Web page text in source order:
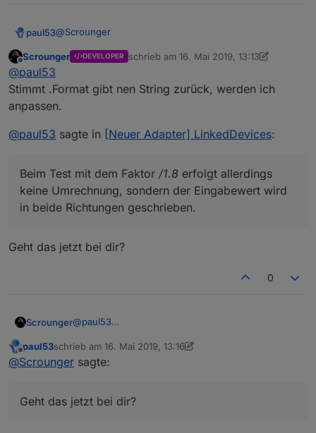
paul53@Scrounger
Es wird ein String in einen Datenpunkt vom Typ
"number" geschrieben. Das sollte unterbleiben !
Verwende besser
Dieser Test:
Offline
Scrounger DEVELOPER schrieb am 16. Mai 2019, 13:13
zuletzt editiert von Scrounger
@paul53
Stimmt .Format gibt nen String zurück, werden ich
anpassen.
@paul53 sagte in [Neuer Adapter] LinkedDevices:
Beim Test mit dem Faktor /1.8 erfolgt allerdings
keine Umrechnung, sondern der Eingabewert wird
in beide Richtungen geschrieben.
Geht das jetzt bei dir?
0
Scrounger@paul53
anpassen.
@paul53sagte in[Neuer Adapter] LinkedDevices
keine Umrechnung, sondern der Eingabewert
Offline
paul53schrieb am 16. Mai 2019, 13:16
zuletzt editiert von paul53
@Scrounger sagte:
Geht das jetzt bei dir?